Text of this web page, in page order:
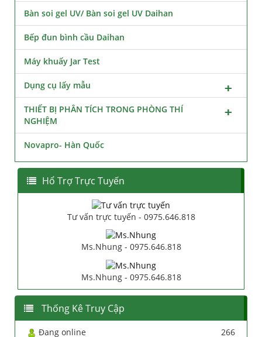
Bàn soi gel UV/ Bàn soi gel UV Daihan
Bếp đun bình cầu Daihan
Máy khuấy Jar Test
Dụng cụ lấy mẫu
THIẾT BỊ PHÂN TÍCH TRONG PHÒNG THÍ
NGHIỆM
Novapro- Hàn Quốc
Hổ Trợ Trực Tuyến
Tư vấn trực tuyến - 0975.646.818
Ms.Nhung - 0975.646.818
Ms.Nhung - 0975.646.818
Thống Kê Truy Cập
Đang online 266